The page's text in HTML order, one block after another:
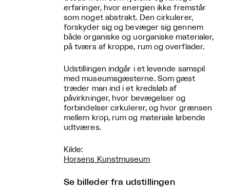
erfaringer, hvor energien ikke fremstår
som noget abstrakt. Den cirkulerer,
forskyder sig og bevæger sig gennem
både organiske og uorganiske materialer,
på tværs af kroppe, rum og overflader.
Udstillingen indgår i et levende samspil
med museumsgæsterne. Som gæst
træder man ind i et kredsløb af
påvirkninger, hvor bevægelser og
forbindelser cirkulerer, og hvor grænsen
mellem krop, rum og materiale løbende
udtværes.
Kilde:
Horsens Kunstmuseum
Se billeder fra udstillingen